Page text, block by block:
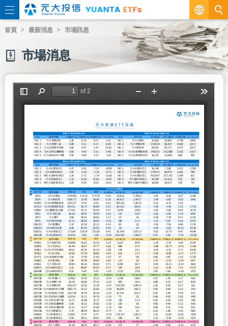
繁
EN
首頁 最新消息 市場訊息
市場消息